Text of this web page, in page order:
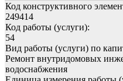
Код конструктивного
249414
Код работы (услуги):
54
Вид работы (услуги) по
Ремонт внутридомовых
водоснабжения